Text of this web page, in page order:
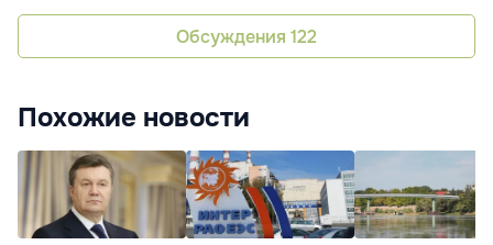
Обсуждения 122
Похожие новости